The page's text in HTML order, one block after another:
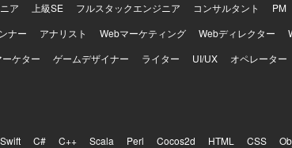
【開発環境】 バックエンドはGo、Ruby on
Docker、Elasticsearchなどを利用しておりま
Redux、styled-components、Storybook、
AWS（EC2、RDS、ElastiCache、S3、
ア 上級SE フルスタックエンジニア コンサルタント PM
ナー アナリスト Webマーケティング Webディレクター
ーケター ゲームデザイナー ライター UI/UX オペレーター
Swift C# C++ Scala Perl Cocos2d HTML CSS